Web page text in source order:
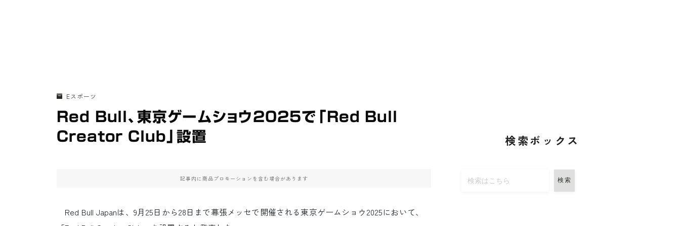
Eスポーツ
Red Bull、東京ゲームショウ2025で「Red Bull
Creator Club」設置
記事内に商品プロモーションを含む場合があります
Red Bull Japanは、9月25日から28日まで幕張メッセで開催される東京ゲームショウ2025において、
検索ボックス
検索